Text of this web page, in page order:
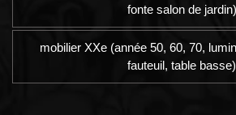
fonte salon de jardin)
mobilier XXe (année 50, 60, 70,
fauteuil, table basse)